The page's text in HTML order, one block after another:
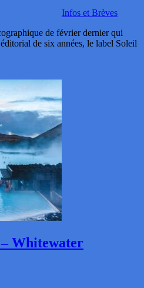
Infos et Brèves
de février dernier qui
de six années, le label Soleil
Whitewater